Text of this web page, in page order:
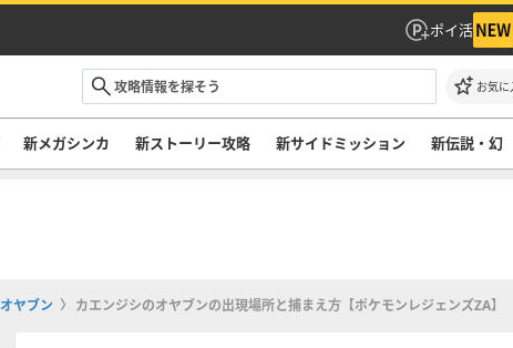
ポイ活
お気に
新メガシンカ 新ストーリー攻略 新サイドミッション 新伝説・幻
オヤブン カエンジシのオヤブンの出現場所と捕まえ方【ポケモンレジェンズZA】